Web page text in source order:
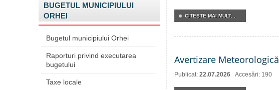
BUGETUL MUNICIPIULUI
ORHEI
Bugetul municipiului Orhei
Raporturi privind executarea
bugetului
Taxe locale
CITEŞTE MAI MULT...
Avertizare Meteorologică
Publicat: 22.07.2026 Accesări: 190